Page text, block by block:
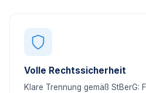
Volle Rechtssicherheit
Klare Trennung gemäß StBerG: